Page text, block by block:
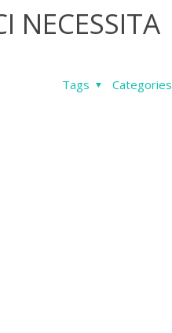
NECESSITA
Categories
Tags